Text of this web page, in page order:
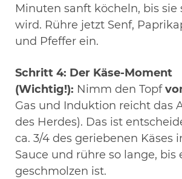
Minuten sanft köcheln, bis sie
wird. Rühre jetzt Senf,
und Pfeffer ein.
Schritt 4: Der Käse-Moment
(Wichtig!): Nimm den Topf
Gas und Induktion reicht das
des Herdes). Das ist
ca. 3/4 des geriebenen Käses
Sauce und rühre so lange, bis
geschmolzen ist.